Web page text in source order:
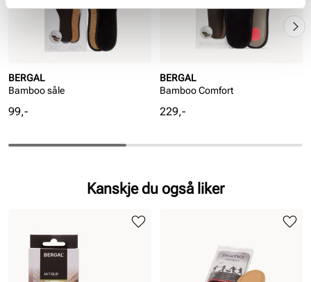
BERGAL
Bamboo såle
Pris
99,-
BERGAL
Bamboo Comfort
Pris
229,-
Kanskje du også liker